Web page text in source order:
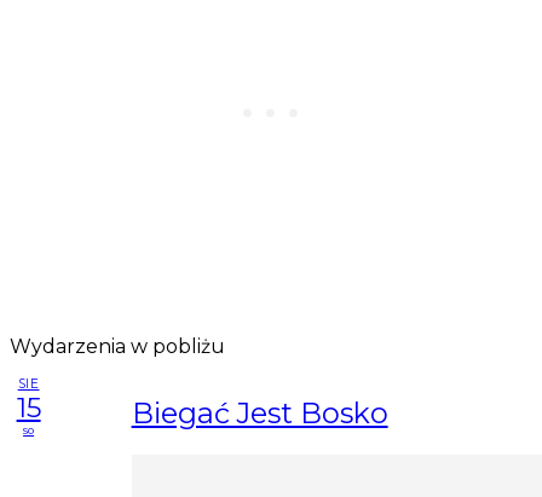
Wydarzenia w pobliżu
SIE
15
so Biegać Jest Bosko